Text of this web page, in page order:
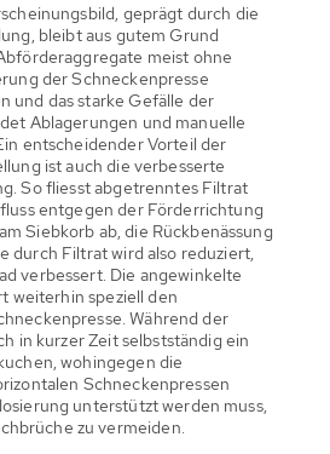
geprägt durch die
bleibt aus gutem Grund
meist ohne
der Schneckenpresse
und das starke Gefälle der
Ablagerungen und manuelle
entscheidender Vorteil der
ist auch die verbesserte
So fliesst abgetrenntes Filtrat
entgegen der Förderrichtung
Siebkorb ab, die Rückbenässung
durch Filtrat wird also reduziert,
verbessert. Die angewinkelte
weiterhin speziell den
Während der
in kurzer Zeit selbstständig ein
wohingegen die
Schneckenpressen
unterstützt werden muss,
zu vermeiden.